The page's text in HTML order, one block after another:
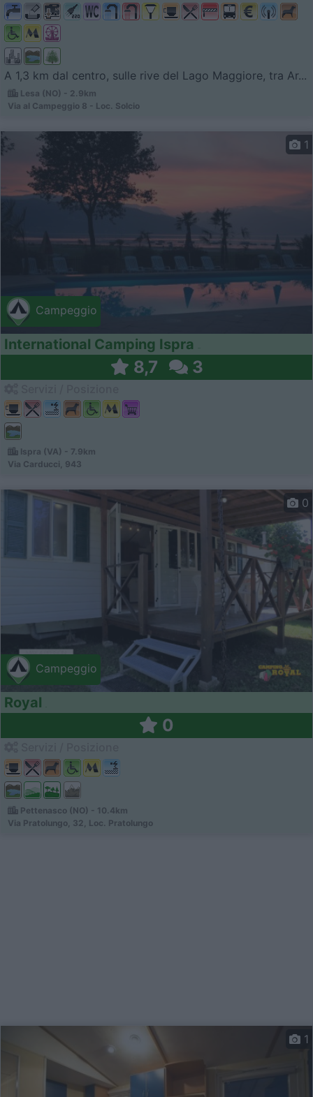
A 1,3 km dal centro, sulle rive del Lago Maggiore, tra Ar...
Lesa (NO) - 2.9km
Via al Campeggio 8 - Loc. Solcio
Campeggio
1
International Camping Ispra
8,7 3
Ispra (VA) - 7.9km
Via Carducci, 943
Campeggio
0
Royal
0
Pettenasco (NO) - 10.4km
Via Pratolungo, 32, Loc. Pratolungo
1